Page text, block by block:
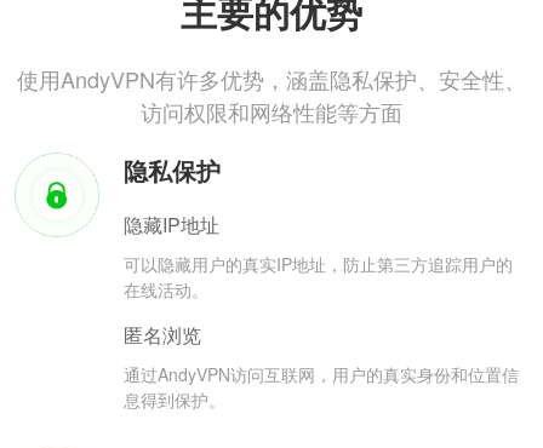
主要的优势
使用AndyVPN有许多优势，涵盖隐私保护、安全性、
访问权限和网络性能等方面
隐私保护
隐藏IP地址
可以隐藏用户的真实IP地址，防止第三方追踪用户的
在线活动。
匿名浏览
通过AndyVPN访问互联网，用户的真实身份和位置信
息得到保护。